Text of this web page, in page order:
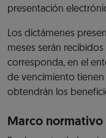
presentación
Los dictámenes
meses serán
corresponda, en el
de vencimiento
obtendrán los
Marco normativo